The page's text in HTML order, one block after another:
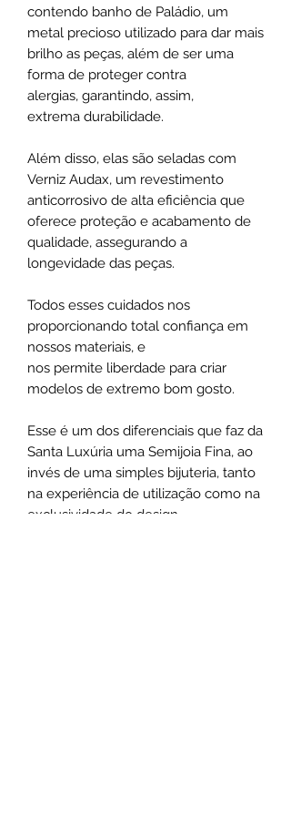
contendo banho de Paládio, um
metal precioso utilizado para dar mais
brilho as peças, além de ser uma
forma de proteger contra
alergias, garantindo, assim,
extrema durabilidade.
Além disso, elas são seladas com
Verniz Audax, um revestimento
anticorrosivo de alta eficiência que
oferece proteção e acabamento de
qualidade, assegurando a
longevidade das peças.
Todos esses cuidados nos
proporcionando total confiança em
nossos materiais, e
nos permite liberdade para criar
modelos de extremo bom gosto.
Esse é um dos diferenciais que faz da
Santa Luxúria uma Semijoia Fina, ao
invés de uma simples bijuteria, tanto
na experiência de utilização como na
exclusividade do design.